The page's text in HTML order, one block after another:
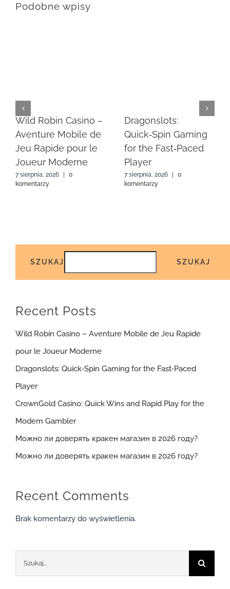
Podobne wpisy
Wild Robin Casino –
Aventure Mobile de
Jeu Rapide pour le
Joueur Moderne
7 sierpnia, 2026
0
komentarzy
Dragonslots:
Quick‑Spin Gaming
for the Fast‑Paced
Player
7 sierpnia, 2026
0
komentarzy
SZUKAJ SZUKAJ
Recent Posts
Wild Robin Casino – Aventure Mobile de Jeu Rapide
pour le Joueur Moderne
Dragonslots: Quick‑Spin Gaming for the Fast‑Paced
Player
CrownGold Casino: Quick Wins and Rapid Play for the
Modern Gambler
Можно ли доверять кракен магазин в 2026 году?
Можно ли доверять кракен магазин в 2026 году?
Recent Comments
Brak komentarzy do wyświetlenia.
Szukaj